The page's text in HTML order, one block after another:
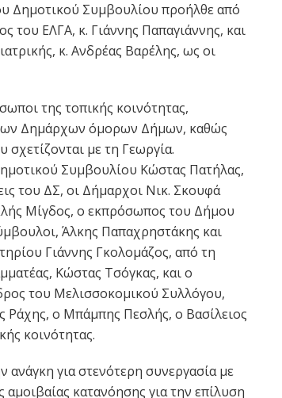
Δημοτικού Συμβουλίου προήλθε από
του ΕΛΓΑ, κ. Γιάννης Παπαγιάννης, και
κ. Ανδρέας Βαρέλης, ως οι
της τοπικής κοινότητας,
Δημάρχων όμορων Δήμων, καθώς
με τη Γεωργία.
Συμβουλίου Κώστας Πατήλας,
του ΔΣ, οι Δήμαρχοι Νικ. Σκουφά
Μίγδος, ο εκπρόσωπος του Δήμου
Άλκης Παπαχρηστάκης και
Γιάννης Γκολομάζος, από τη
Κώστας Τσόγκας, και ο
του Μελισσοκομικού Συλλόγου,
Ράχης, ο Μπάμπης Πεσλής, ο Βασίλειος
κοινότητας.
για στενότερη συνεργασία με
κατανόησης για την επίλυση